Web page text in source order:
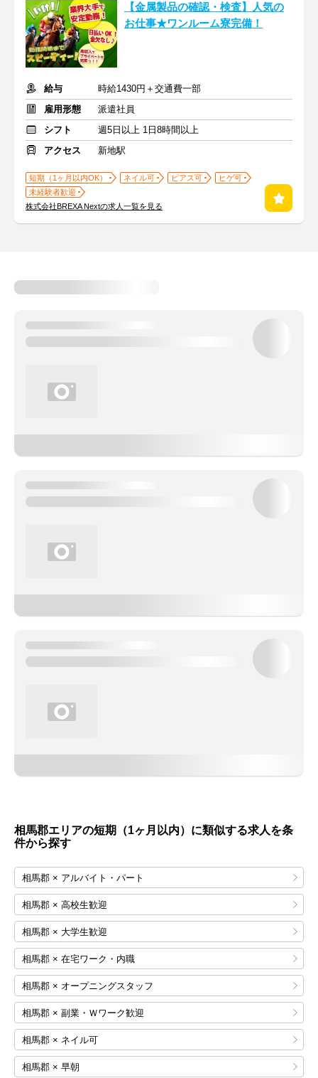
【金属製品の確認・検査】人気の
お仕事★ワンルーム寮完備！
給与
時給1430円＋交通費一部
雇用形態
派遣社員
シフト
週5日以上 1日8時間以上
アクセス
新地駅
短期（1ヶ月以内OK） ネイル可 ピアス可
ヒゲ可
未経験者歓迎
株式会社BREXA Nextの求人一覧を見る
相馬郡エリアの短期（1ヶ月以内）に類似する求人を条
件から探す
相馬郡 × アルバイト・パート
相馬郡 × 高校生歓迎
相馬郡 × 大学生歓迎
相馬郡 × 在宅ワーク・内職
相馬郡 × オープニングスタッフ
相馬郡 × 副業・Ｗワーク歓迎
相馬郡 × ネイル可
相馬郡 × 早朝